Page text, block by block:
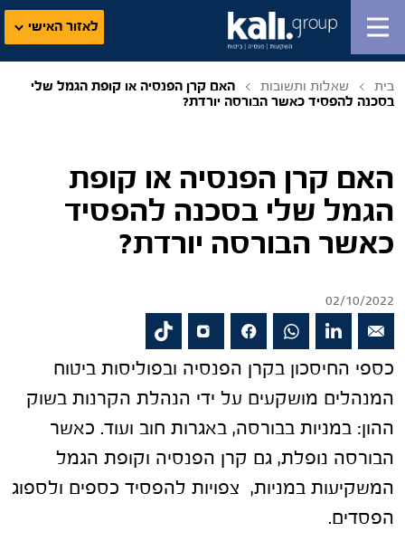
לאזור האישי
בית שאלות ותשובות
האם קרן הפנסיה או קופת הגמל שלי
בסכנה להפסיד כאשר הבורסה יורדת?
האם קרן הפנסיה או קופת
הגמל שלי בסכנה להפסיד
כאשר הבורסה יורדת?
02/10/2022
כספי החיסכון בקרן הפנסיה ובפוליסות ביטוח
המנהלים מושקעים על ידי הנהלת הקרנות בשוק
ההון: במניות בבורסה, באגרות חוב ועוד. כאשר
הבורסה נופלת, גם קרן הפנסיה וקופת הגמל
המשקיעות במניות, צפויות להפסיד כספים ולספוג
הפסדים.